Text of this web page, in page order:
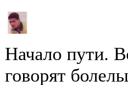
Начало пути.
говорят